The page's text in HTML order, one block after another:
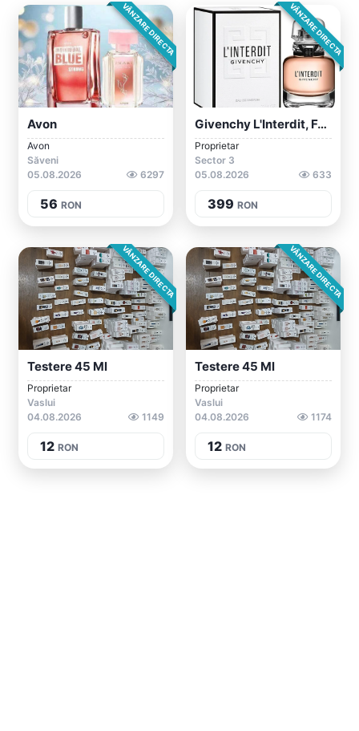
VÂNZARE DIRECTA
Avon
Avon
Săveni
05.08.2026
6297
56 RON
VÂNZARE DIRECTA
Givenchy L'Interdit, Femei, Apa De Parfu...
Proprietar
Sector 3
05.08.2026
633
399 RON
VÂNZARE DIRECTA
Testere 45 Ml
Proprietar
Vaslui
04.08.2026
1149
12 RON
VÂNZARE DIRECTA
Testere 45 Ml
Proprietar
Vaslui
04.08.2026
1174
12 RON